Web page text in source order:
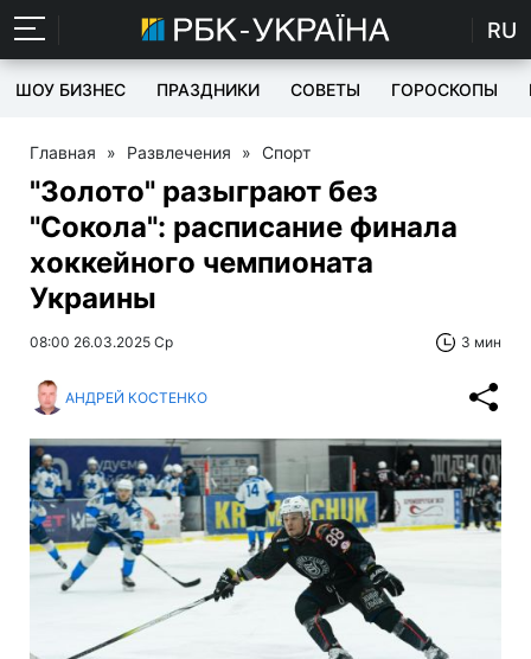
RU
ШОУ БИЗНЕС ПРАЗДНИКИ СОВЕТЫ ГОРОСКОПЫ
Главная » Развлечения » Спорт
"Золото" разыграют без
"Сокола": расписание финала
хоккейного чемпионата
Украины
08:00 26.03.2025 Ср 3 мин
АНДРЕЙ КОСТЕНКО